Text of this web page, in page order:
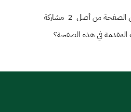
الصفحة من أصل 2 مشاركة
في هذه الصفحة؟